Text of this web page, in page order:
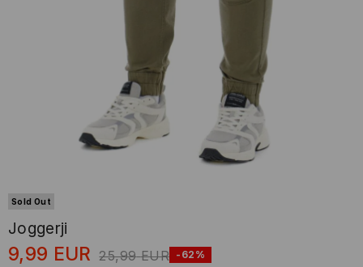
Sold Out
Joggerji
9,99 EUR 25,99 EUR -62%